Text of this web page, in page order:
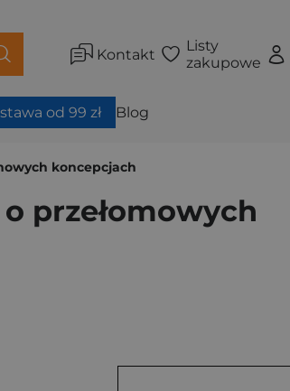
Kontakt
Listy
zakupowe
od 99 zł Blog
koncepcjach
przełomowych